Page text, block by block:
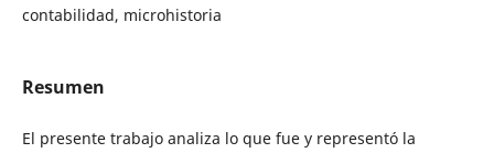
contabilidad, microhistoria
Resumen
El presente trabajo analiza lo que fue y representó la